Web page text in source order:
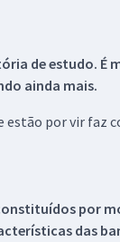
de estudo. É
ainda mais.
por vir faz
por
das